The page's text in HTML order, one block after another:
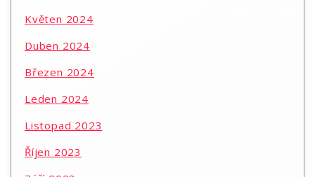
Květen 2024
Duben 2024
Březen 2024
Leden 2024
Listopad 2023
Říjen 2023